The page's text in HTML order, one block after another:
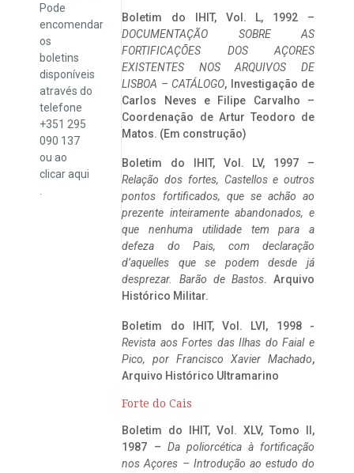
Pode
encomendar
os
boletins
disponíveis
através do
telefone
+351 295
090 137
ou ao
clicaraqui
Boletim do IHIT, Vol. L, 1992 –
DOCUMENTAÇÃO SOBRE AS
FORTIFICAÇÕES DOS AÇORES
EXISTENTES NOS ARQUIVOS DE
LISBOA – CATÁLOGO, Investigação de
Carlos Neves e Filipe Carvalho –
Coordenação de Artur Teodoro de
Matos. (Em construção)
Boletim do IHIT, Vol. LV, 1997 –
Relação dos fortes, Castellos e outros
pontos fortificados, que se achão ao
prezente inteiramente abandonados, e
que nenhuma utilidade tem para a
defeza do Pais, com declaração
d’aquelles que se podem desde já
desprezar. Barão de Bastos. Arquivo
Histórico Militar.
Boletim do IHIT, Vol. LVI, 1998 -
Revista aos Fortes das Ilhas do Faial e
Pico, por Francisco Xavier Machado,
Arquivo Histórico Ultramarino
Forte do Cais
Boletim do IHIT, Vol. XLV, Tomo II,
1987 – Da poliorcética à fortificação
nos Açores – Introdução ao estudo do